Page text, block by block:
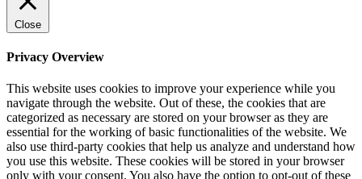
Close
Privacy Overview
This website uses cookies to improve your experience while you
navigate through the website. Out of these, the cookies that are
categorized as necessary are stored on your browser as they are
essential for the working of basic functionalities of the website. We
also use third-party cookies that help us analyze and understand how
you use this website. These cookies will be stored in your browser
only with your consent. You also have the option to opt-out of these